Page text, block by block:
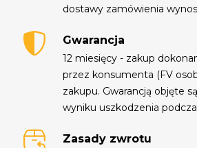
dostawy zamówienia
Gwarancja
12 miesięcy - zakup
przez konsumenta (FV
zakupu. Gwarancją objęte
wyniku uszkodzenia
Zasady zwrotu